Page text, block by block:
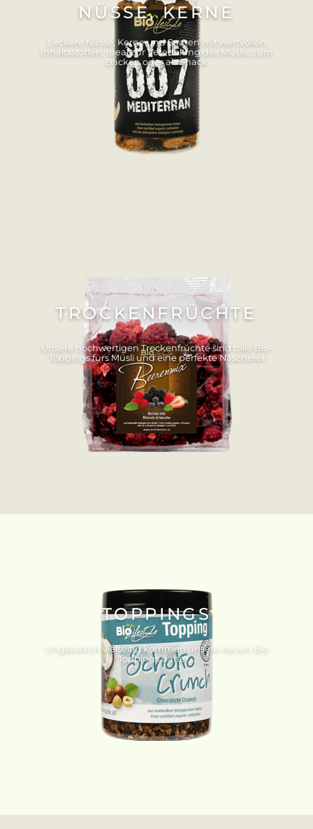
NÜSSE, KERNE
Leckere Nüsse, Kerne und Saaten mit wertvollen
Inhaltsstoffen. Ideal zur Veredelung des Müslis, zum
Backen oder als Snack
TROCKENFRÜCHTE
Unsere hochwertigen Trockenfrüchte sind tolle Bio-
Toppings fürs Müsli und eine perfekte Nascherei
TOPPINGS
Unglaublich vielseitig kommen unsere neuen Bio
Toppings daher...